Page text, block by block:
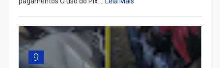
9